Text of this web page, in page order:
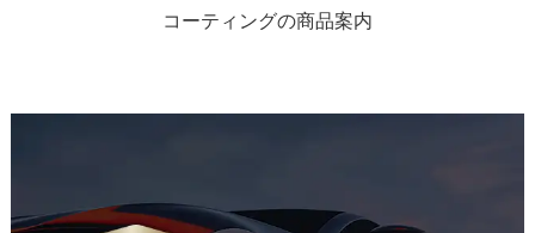
コーティングの商品案内